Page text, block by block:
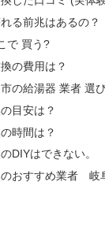
る前兆はあるの？
で 買う?
の費用は？
の給湯器 業者 選
目安は？
時間は？
DIYはできない。
おすすめ業者 岐